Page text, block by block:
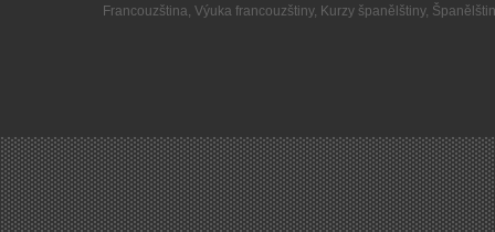
Francouzština,Výuka francouzštiny, Kurzy španělštiny,